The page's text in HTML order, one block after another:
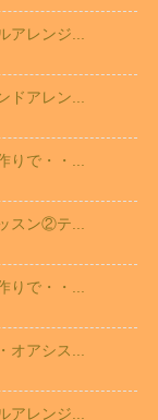
アレンジ...
ドアレン...
りで・・...
スン②テ...
りで・・...
オアシス...
アレンジ...